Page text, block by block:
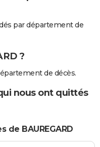
par département de
?
de décès.
nous ont quittés
de BAUREGARD